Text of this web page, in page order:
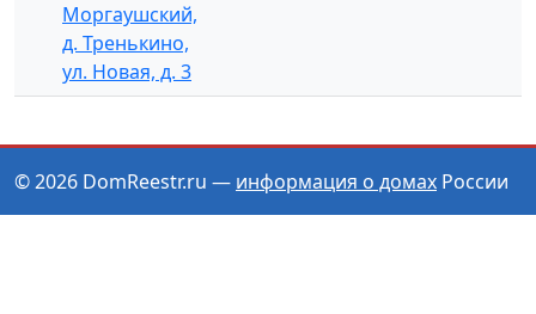
Моргаушский,
д. Тренькино,
ул. Новая, д. 3
© 2026 DomReestr.ru — информация о домах России